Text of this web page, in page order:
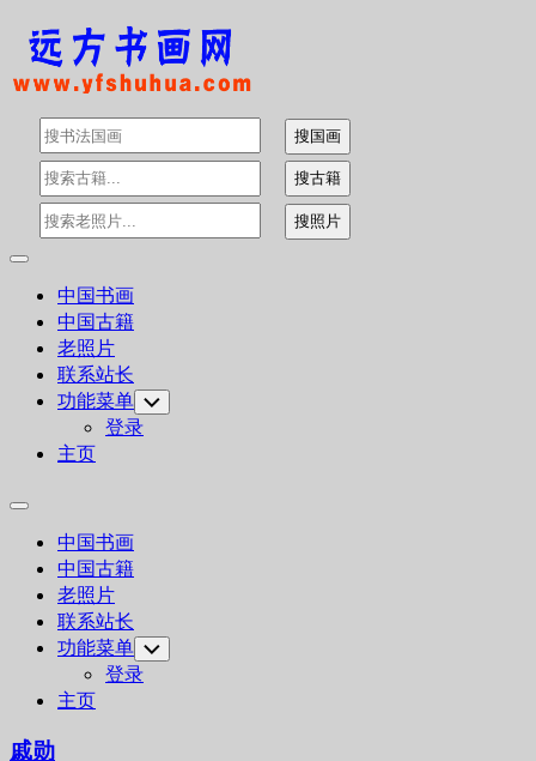
Skip
content
Expand
中国书画
中国古籍
老照片
联系站长
功能菜单 Toggle
Child
Menu
登录
主页
Expand
中国书画
中国古籍
老照片
联系站长
功能菜单 Toggle
Child
Menu
登录
主页
戚勋